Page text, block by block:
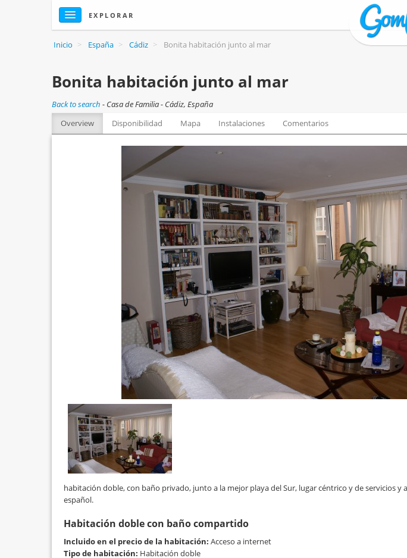
EXPLORAR
Inicio > España > Cádiz > Bonita habitación junto al mar
Bonita habitación junto al mar
Back to search - Casa de Familia - Cádiz, España
Overview
Disponibilidad Mapa Instalaciones Comentarios
habitación doble, con baño privado, junto a la mejor playa del Sur, lugar céntrico y de servicios y
español.
Habitación doble con baño compartido
Incluido en el precio de la habitación: Acceso a internet
Tipo de habitación: Habitación doble